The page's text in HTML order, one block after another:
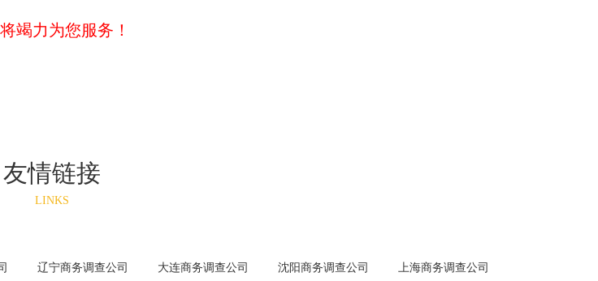
竭力为您服务！
友情链接
LINKS
辽宁商务调查公司 大连商务调查公司 沈阳商务调查公司 上海商务调查公司